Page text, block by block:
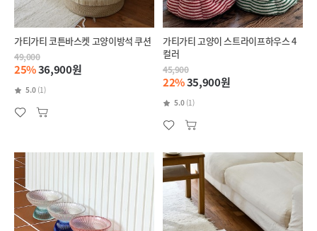
가티가티 코튼바스켓 고양이방석 쿠션
49,000
25%36,900원
5.0 (1)
가티가티 고양이 스트라이프하우스 4
컬러
45,900
22%35,900원
5.0 (1)